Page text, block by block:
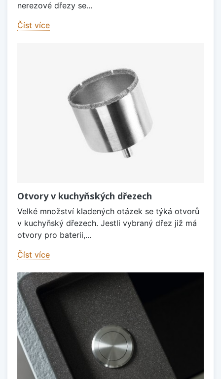
nerezové dřezy se...
Číst více
Otvory v kuchyňských dřezech
Velké množství kladených otázek se týká otvorů
v kuchyňský dřezech. Jestli vybraný dřez již má
otvory pro baterii,...
Číst více